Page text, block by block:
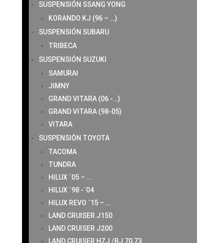
SUSPENSIÓN SSANG YONG
KORANDO KJ (96 – …)
SUSPENSIÓN SUBARU
TRIBECA
SUSPENSIÓN SUZUKI
SAMURAI
JIMNY
GRAND VITARA (06 -…)
GRAND VITARA (98-05)
VITARA
SUSPENSIÓN TOYOTA
TACOMA
TUNDRA
HILUX ´05 – …
HILUX ´98 -´04
HILUX REVO ´15 – …
LAND CRUISER J150
LAND CRUISER J200
LAND CRUISER HZJ /BJ 70,73